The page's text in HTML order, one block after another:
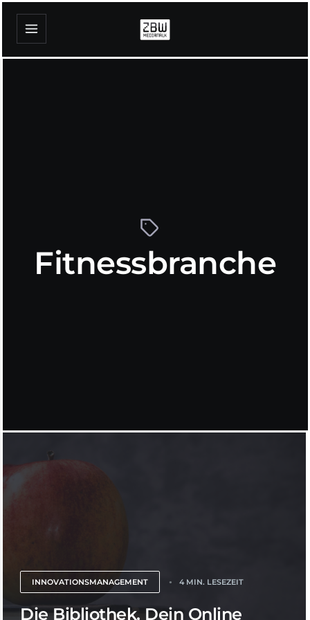
Fitnessbranche
INNOVATIONSMANAGEMENT 4 MIN. LESEZEIT
Die Bibliothek, Dein Online